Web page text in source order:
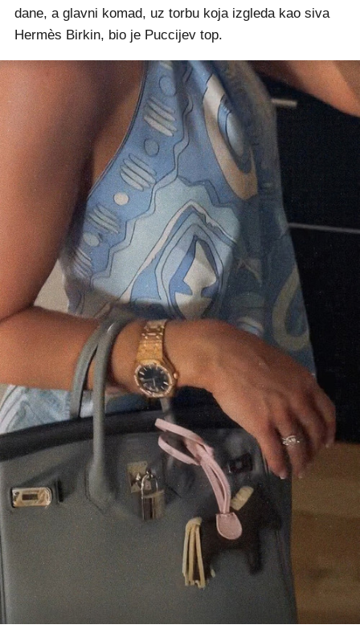
dane, a glavni komad, uz torbu koja izgleda kao siva
Hermès Birkin, bio je Puccijev top.